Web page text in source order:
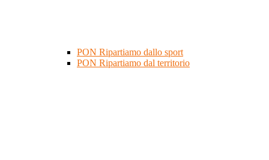
PON Ripartiamo dallo sport
PON Ripartiamo dal territorio